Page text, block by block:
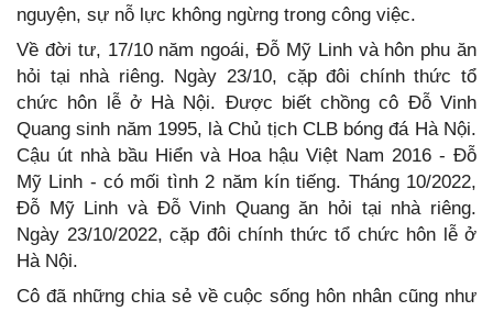
nguyện, sự nỗ lực không ngừng trong công việc.
Về đời tư, 17/10 năm ngoái, Đỗ Mỹ Linh và hôn phu ăn
hỏi tại nhà riêng. Ngày 23/10, cặp đôi chính thức tổ
chức hôn lễ ở Hà Nội. Được biết chồng cô Đỗ Vinh
Quang sinh năm 1995, là Chủ tịch CLB bóng đá Hà Nội.
Cậu út nhà bầu Hiển và Hoa hậu Việt Nam 2016 - Đỗ
Mỹ Linh - có mối tình 2 năm kín tiếng. Tháng 10/2022,
Đỗ Mỹ Linh và Đỗ Vinh Quang ăn hỏi tại nhà riêng.
Ngày 23/10/2022, cặp đôi chính thức tổ chức hôn lễ ở
Hà Nội.
Cô đã những chia sẻ về cuộc sống hôn nhân cũng như